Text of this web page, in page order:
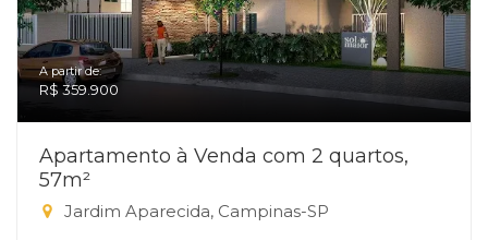
A partir de:
R$ 359.900
Apartamento à Venda com 2 quartos,
57m²
Jardim Aparecida, Campinas-SP